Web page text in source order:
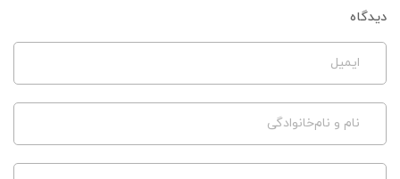
دیدگاه
ایمیل
نام و نام‌خانوادگی